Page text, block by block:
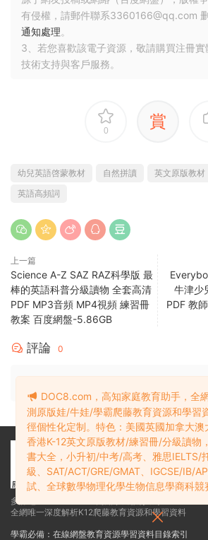
| ├──LOVE_certificate_1.psd 6.73M
| ├──LOVE_certificate_2.jpg 996.43kb
| └──LOVE_certificate_2.psd 9.41M
├──LOVE 中文版教師手冊
| ├──LOVE 3 教師手冊(中文).pdf 40.31M
| ├──LOVE 4 教師手冊(中文).pdf
| ├──LOVE 6 教師手冊(中文).pdf 37.94M
| ├──LOVE S1 教師手冊(中文).pdf 37.37M
├──互動白闆
| ├──LOVE-1-wb.zip 645.78M
| ├──LOVE-1白闆軟件.zip 645.78M
| ├──LOVE-2白闆軟件.zip 638.84M
| ├──LOVE-3白闆軟件.zip 551.78M
| ├──LOVE-4白闆軟件.zip 607.50M
| ├──LOVE-5白闆軟件.zip 737.64M
| ├──LOVE-6白闆軟件.zip 621.29M
| └──LOVE-S2白闆軟件.zip 544.39M
└──請安裝Adobe Reader以便打開PDF
資源目錄1 立即查看
資源下載
下載價格 VIP
DOC8.com，高知家庭教育助手，全
測原版娃/牛娃/學霸爬藤教育資源和學習
徑個性化定制。特色：美國英國加拿大澳
香港K-12英文原版教材/練習冊/分級讀物
書大全，小升初/中考/高考、雅思IELTS/
級、SAT/ACT/GRE/GMAT、IGCSE/IB/
試、全球數學物理化學生物信息學商科競